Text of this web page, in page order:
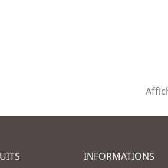
INFORMATIONS